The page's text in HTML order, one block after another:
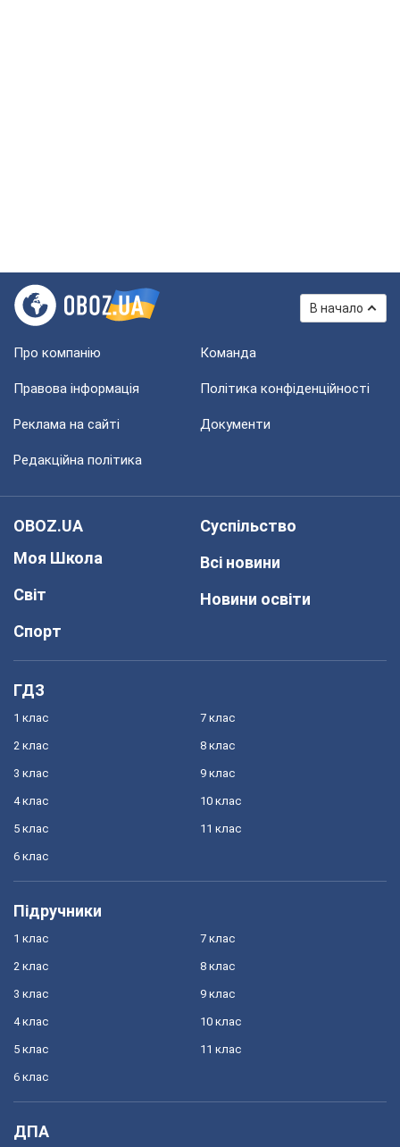
В начало
Про компанію Команда
Правова інформація Політика конфіденційності
Реклама на сайті Документи
Редакційна політика
OBOZ.UA
Моя Школа
Світ
Спорт
Суспільство
Всі новини
Новини освіти
ГДЗ
1 клас
2 клас
3 клас
4 клас
5 клас
6 клас
7 клас
8 клас
9 клас
10 клас
11 клас
Підручники
1 клас
2 клас
3 клас
4 клас
5 клас
6 клас
7 клас
8 клас
9 клас
10 клас
11 клас
ДПА